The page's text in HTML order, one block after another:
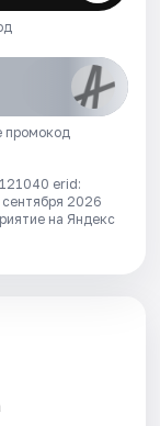
промокод
erid:
2026
на Яндекс